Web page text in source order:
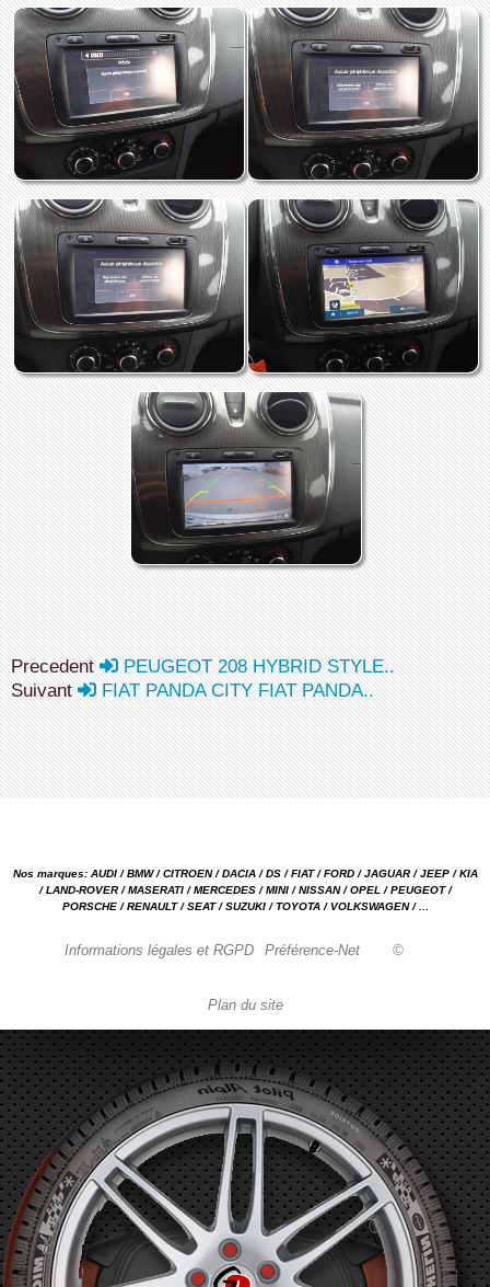
Precedent
PEUGEOT 208 HYBRID STYLE..
Suivant
FIAT PANDA CITY FIAT PANDA..
Nos marques: AUDI / BMW / CITROEN / DACIA / DS / FIAT / FORD / JAGUAR / JEEP / KIA
/ LAND-ROVER / MASERATI / MERCEDES / MINI / NISSAN / OPEL / PEUGEOT /
PORSCHE / RENAULT / SEAT / SUZUKI / TOYOTA / VOLKSWAGEN / ...
Informations légales et RGPD Préférence-Net ©
Plan du site
Garage automobile Reparation, entretien, carrosserie, concessionnaire Loire 42